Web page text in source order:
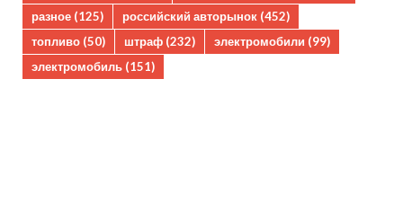
разное (125) российский авторынок (452)
топливо (50) штраф (232) электромобили (99)
электромобиль (151)